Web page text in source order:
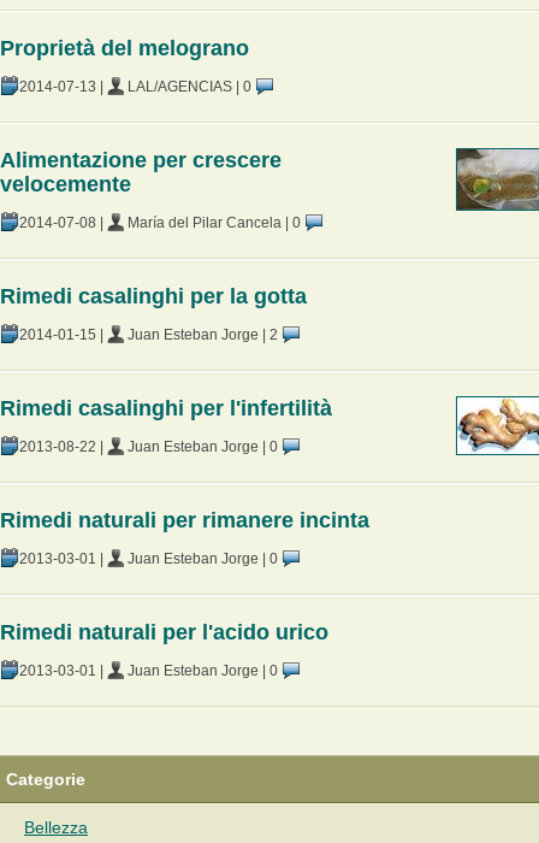
Proprietà del melograno
2014-07-13 LAL/AGENCIAS 0
Alimentazione per crescere
velocemente
2014-07-08 María del Pilar Cancela 0
Rimedi casalinghi per la gotta
2014-01-15 Juan Esteban Jorge 2
Rimedi casalinghi per l'infertilità
2013-08-22 Juan Esteban Jorge 0
Rimedi naturali per rimanere incinta
2013-03-01 Juan Esteban Jorge 0
Rimedi naturali per l'acido urico
2013-03-01 Juan Esteban Jorge 0
Categorie
Bellezza